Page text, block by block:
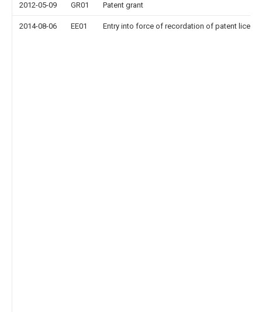
2012-05-09 GR01 Patent grant
2014-08-06 EE01 Entry into force of recordation of patent